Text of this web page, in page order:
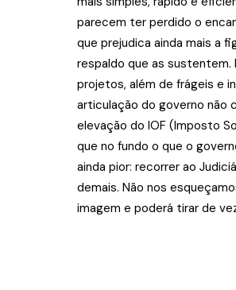
parecem ter perdido o
que prejudica ainda mais a
respaldo que as sustentem.
projetos, além de frágeis e
articulação do governo não
elevação do IOF (Imposto
que no fundo o que o
ainda pior: recorrer ao
demais. Não nos
imagem e poderá tirar de